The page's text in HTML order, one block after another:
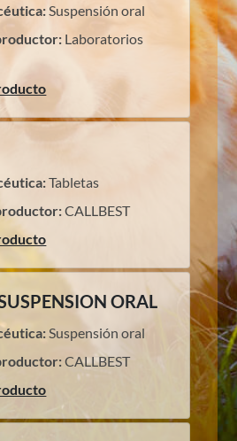
Suspensión oral
Laboratorios
Tabletas
CALLBEST
ORAL
Suspensión oral
CALLBEST